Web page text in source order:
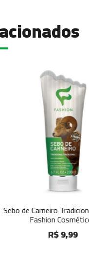
Sebo de Carneiro
Fashion
R$ 9,99